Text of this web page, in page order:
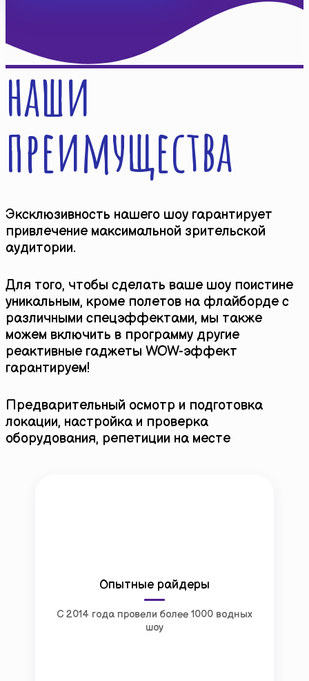
наши
преимущества
Эксклюзивность нашего шоу гарантирует
привлечение максимальной зрительской
аудитории.
Для того, чтобы сделать ваше шоу поистине
уникальным, кроме полетов на флайборде с
различными спецэффектами, мы также
можем включить в программу другие
реактивные гаджеты WOW-эффект
гарантируем!
Предварительный осмотр и подготовка
локации, настройка и проверка
оборудования, репетиции на месте
Опытные райдеры
С 2014 года провели более 1000 водных
шоу